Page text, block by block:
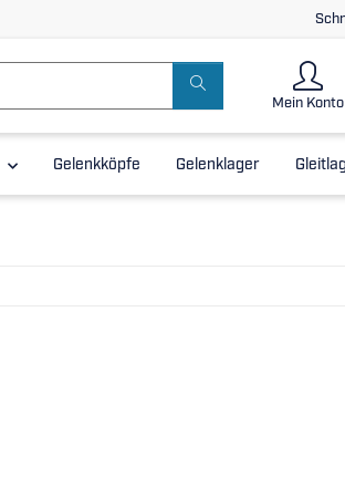
Mein Konto
Gelenkköpfe Gelenklager